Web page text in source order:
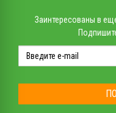
Заинтересованы в